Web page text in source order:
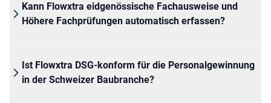
Kann Flowxtra eidgenössische Fachausweise und
Höhere Fachprüfungen automatisch erfassen?
Ist Flowxtra DSG-konform für die Personalgewinnung
in der Schweizer Baubranche?